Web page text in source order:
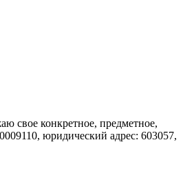
свое конкретное, предметное,
юридический адрес: 603057,